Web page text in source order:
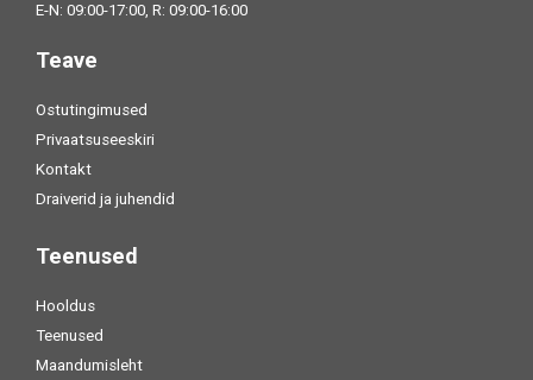
E-N: 09:00-17:00, R: 09:00-16:00
Teave
Ostutingimused
Privaatsuseeskiri
Kontakt
Draiverid ja juhendid
Teenused
Hooldus
Teenused
Maandumisleht